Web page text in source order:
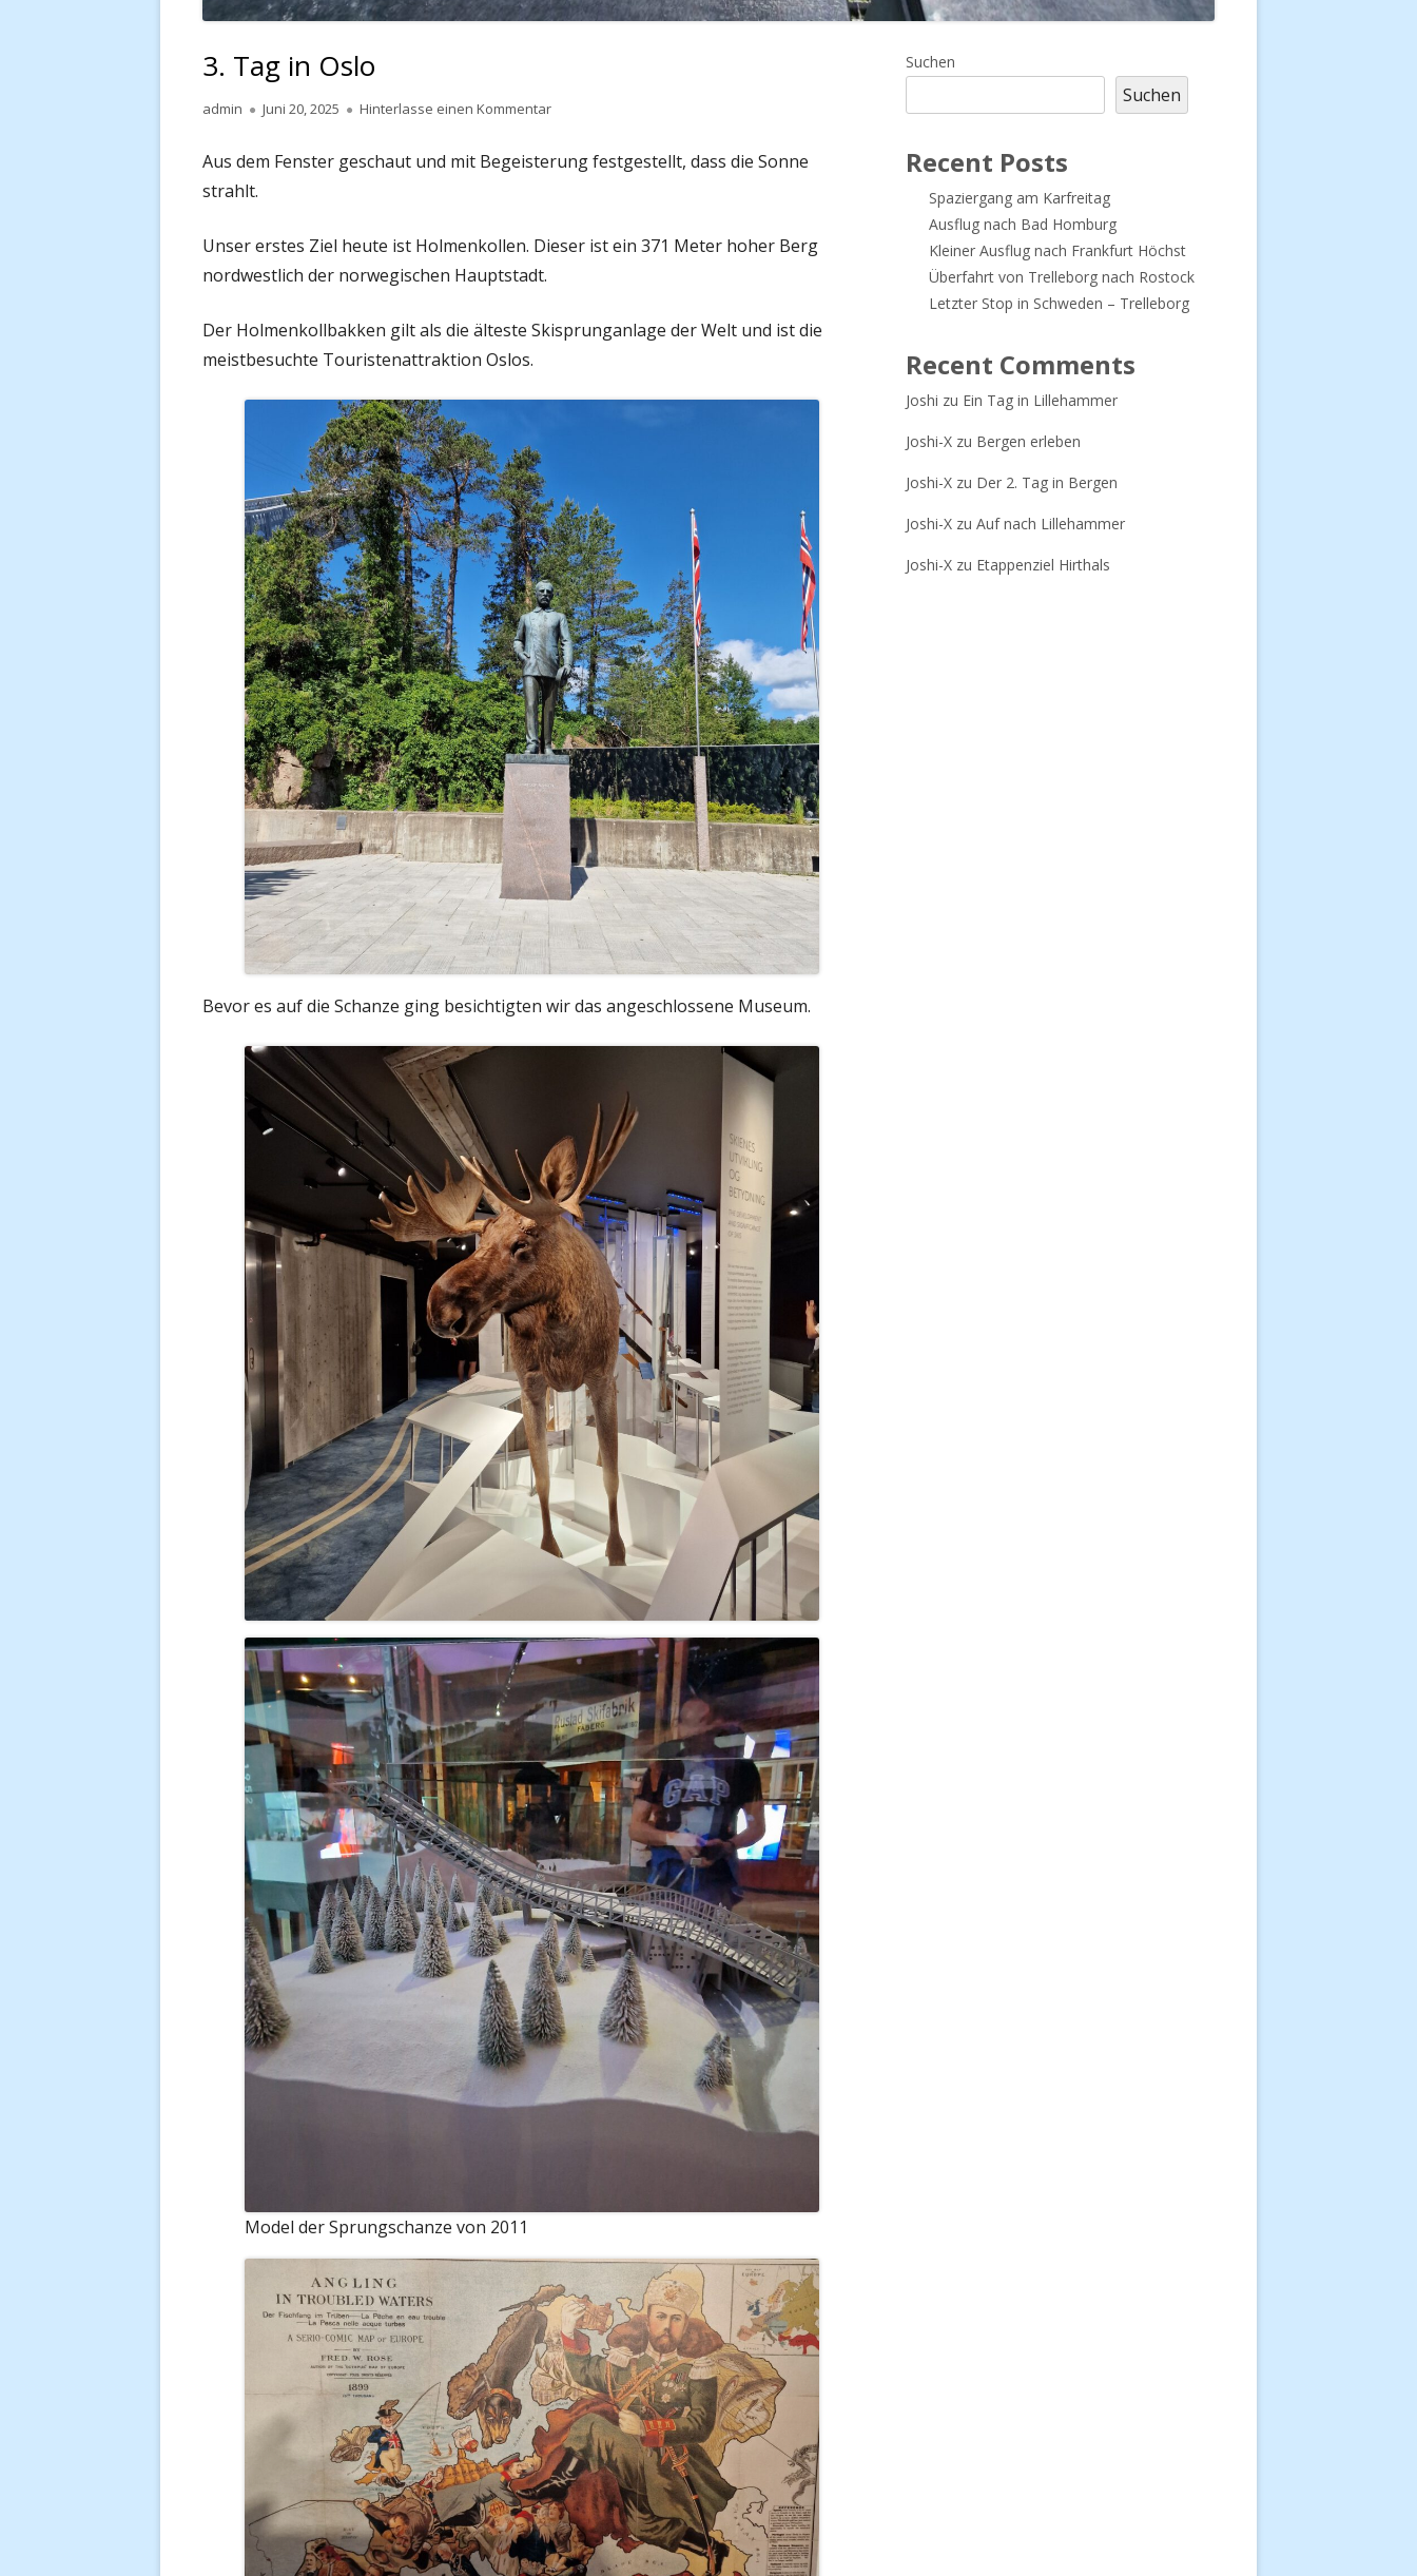
3. Tag in Oslo
Autor
admin
Veröffentlicht
Juni 20, 2025 Hinterlasse einen Kommentarzu 3. Tag in Oslo
Aus dem Fenster geschaut und mit Begeisterung festgestellt, dass die Sonne
strahlt.
Unser erstes Ziel heute ist Holmenkollen. Dieser ist ein 371 Meter hoher Berg
nordwestlich der norwegischen Hauptstadt.
Der Holmenkollbakken gilt als die älteste Skisprunganlage der Welt und ist die
meistbesuchte Touristenattraktion Oslos.
Bevor es auf die Schanze ging besichtigten wir das angeschlossene Museum.
Model der Sprungschanze von 2011
Haupt-
Seitenleiste
Suchen
Suchen
Recent Posts
Spaziergang am Karfreitag
Ausflug nach Bad Homburg
Kleiner Ausflug nach Frankfurt Höchst
Überfahrt von Trelleborg nach Rostock
Letzter Stop in Schweden – Trelleborg
Recent Comments
Joshi zu Ein Tag in Lillehammer
Joshi-X zu Bergen erleben
Joshi-X zu Der 2. Tag in Bergen
Joshi-X zuAuf nach Lillehammer
Joshi-X zu Etappenziel Hirthals